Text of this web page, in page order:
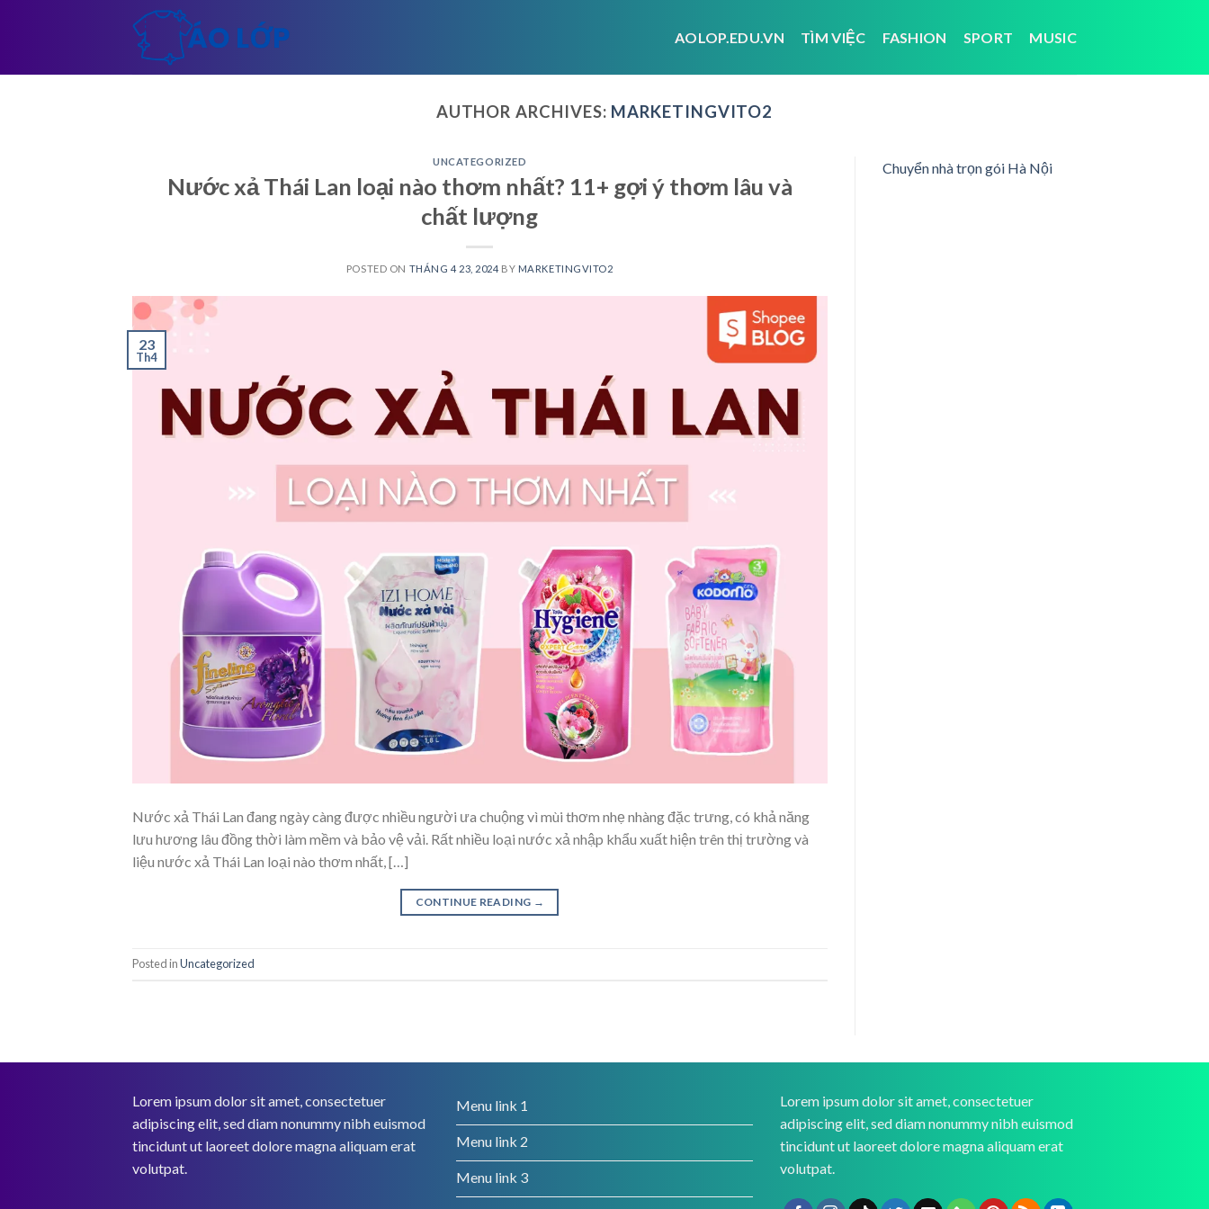
AOLOP.EDU.VN TÌM VIỆC FASHION SPORT MUSIC
AUTHOR ARCHIVES: MARKETINGVITO2
UNCATEGORIZED
Nước xả Thái Lan loại nào thơm nhất? 11+ gợi ý thơm lâu và
chất lượng
POSTED ON THÁNG 4 23, 2024 BY MARKETINGVITO2
23
Th4
Nước xả Thái Lan đang ngày càng được nhiều người ưa chuộng vì mùi thơm nhẹ nhàng đặc trưng, có khả năng
lưu hương lâu đồng thời làm mềm và bảo vệ vải. Rất nhiều loại nước xả nhập khẩu xuất hiện trên thị trường và
liệu nước xả Thái Lan loại nào thơm nhất, […]
CONTINUE READING →
Posted inUncategorized
Chuyển nhà trọn gói Hà Nội
Lorem ipsum dolor sit amet, consectetuer
adipiscing elit, sed diam nonummy nibh euismod
tincidunt ut laoreet dolore magna aliquam erat
volutpat.
Menu link 1
Menu link 2
Menu link 3
Lorem ipsum dolor sit amet, consectetuer
adipiscing elit, sed diam nonummy nibh euismod
tincidunt ut laoreet dolore magna aliquam erat
volutpat.